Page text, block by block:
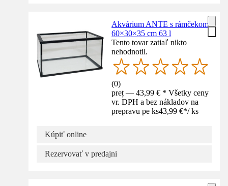
Akvárium ANTE s rámčekom
60×30×35 cm 63 l
Tento tovar zatiaľ nikto
nehodnotil.
(0)
preț — 43,99 € * Všetky ceny
vr. DPH a bez nákladov na
prepravu pe ks43,99 €*/ ks
Kúpiť online
Rezervovať v predajni